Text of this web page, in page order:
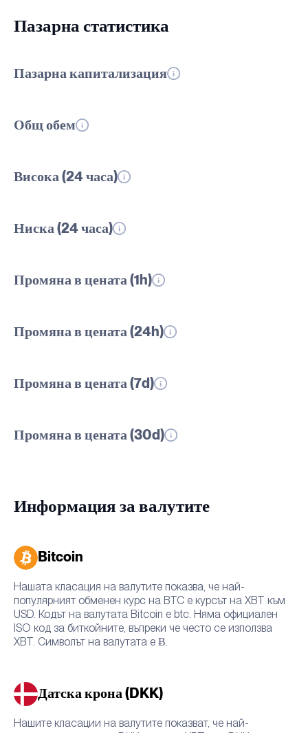
Пазарна статистика
Пазарна капитализация
Общ обем
Висока (24 часа)
Ниска (24 часа)
Промяна в цената (1h)
Промяна в цената (24h)
Промяна в цената (7d)
Промяна в цената (30d)
Информация за валутите
Bitcoin
Нашата класация на валутите показва, че най-
популярният обменен курс на BTC е курсът на XBT към
USD. Кодът на валутата Bitcoin е btc. Няма официален
ISO код за биткойните, въпреки че често се използва
XBT. Символът на валутата е Ƀ.
Датска крона (DKK)
Нашите класации на валутите показват, че най-